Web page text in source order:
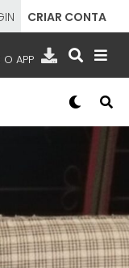
CRIAR CONTA
O APP